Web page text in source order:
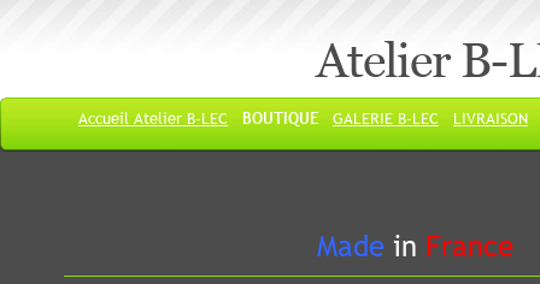
Atelier B-
Accueil Atelier B-LEC BOUTIQUE GALERIE B-LEC LIVRAISON
Made in France